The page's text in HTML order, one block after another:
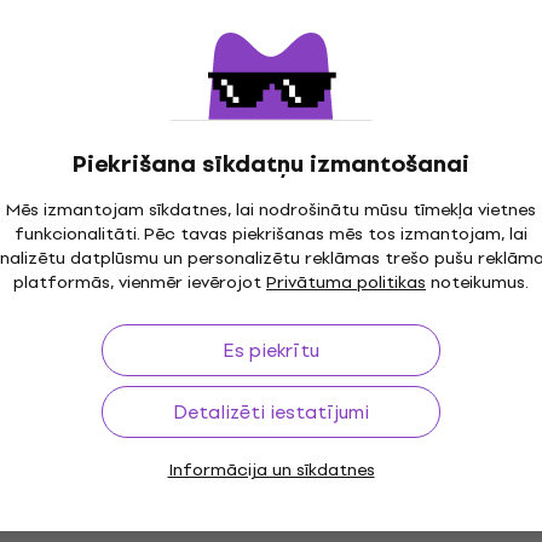
Piekrišana sīkdatņu izmantošanai
Mēs izmantojam sīkdatnes, lai nodrošinātu mūsu tīmekļa vietnes
funkcionalitāti. Pēc tavas piekrišanas mēs tos izmantojam, lai
datplūsmu un personalizētu reklāmas trešo pušu
platformās, vienmēr ievērojotPrivātuma politikas noteikumus.
Es piekrītu
Detalizēti iestatījumi
Informācija un sīkdatnes